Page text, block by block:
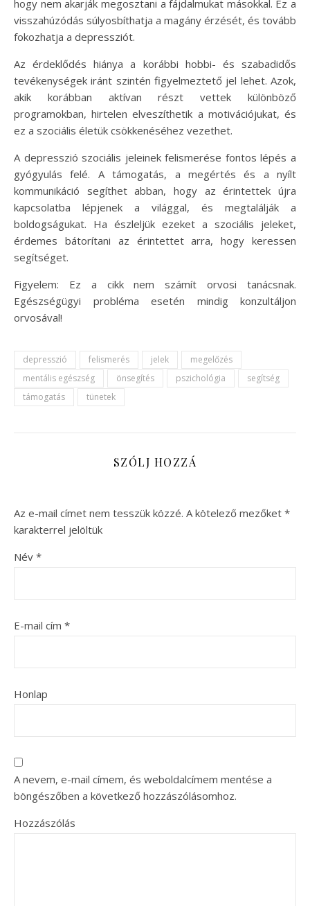
hogy nem akarják megosztani a fájdalmukat másokkal. Ez a
visszahúzódás súlyosbíthatja a magány érzését, és tovább
fokozhatja a depressziót.
Az érdeklődés hiánya a korábbi hobbi- és szabadidős
tevékenységek iránt szintén figyelmeztető jel lehet. Azok,
akik korábban aktívan részt vettek különböző
programokban, hirtelen elveszíthetik a motivációjukat, és
ez a szociális életük csökkenéséhez vezethet.
A depresszió szociális jeleinek felismerése fontos lépés a
gyógyulás felé. A támogatás, a megértés és a nyílt
kommunikáció segíthet abban, hogy az érintettek újra
kapcsolatba lépjenek a világgal, és megtalálják a
boldogságukat. Ha észleljük ezeket a szociális jeleket,
érdemes bátorítani az érintettet arra, hogy keressen
segítséget.
Figyelem: Ez a cikk nem számít orvosi tanácsnak.
Egészségügyi probléma esetén mindig konzultáljon
orvosával!
depresszió felismerés jelek
megelőzés
mentális egészség
önsegítés pszichológia
segítség
támogatás
tünetek
SZÓLJ HOZZÁ
Az e-mail címet nem tesszük közzé. A kötelező mezőket *
karakterrel jelöltük
Név *
E-mail cím *
Honlap
A nevem, e-mail címem, és weboldalcímem mentése a
böngészőben a következő hozzászólásomhoz.
Hozzászólás